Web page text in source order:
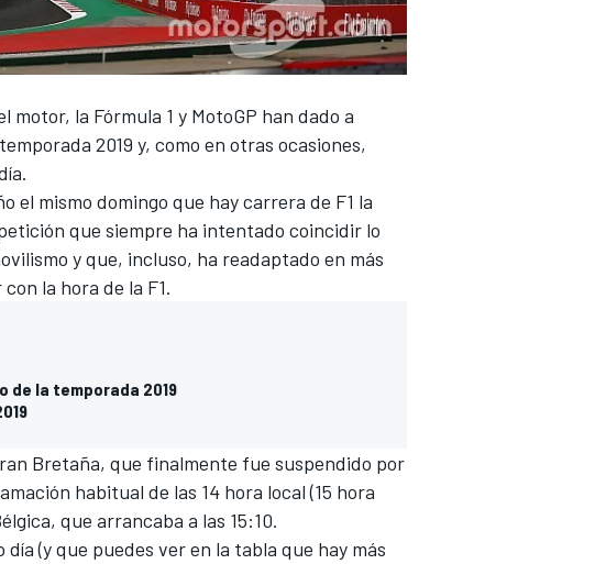
motor, la Fórmula 1 y MotoGP han dado a
2019 y, como en otras ocasiones,
el mismo domingo que haycarrera de F1 la
que siempre ha intentado coincidir lo
y que, incluso, ha readaptado en más
la hora de la F1.
de la temporada 2019
Bretaña, que finalmente fue suspendido por
habitual de las 14 hora local (15 hora
que arrancaba a las 15:10.
(y que puedes ver en la tabla que hay más